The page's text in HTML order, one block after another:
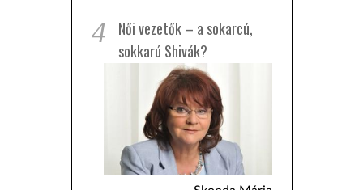
4
Női vezetők – a sokarcú,
sokkarú Shivák?